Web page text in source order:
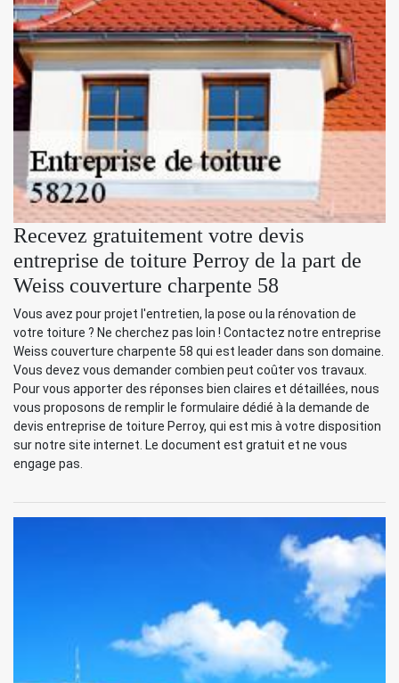
Recevez gratuitement votre devis
entreprise de toiture Perroy de la part de
Weiss couverture charpente 58
Vous avez pour projet l'entretien, la pose ou la rénovation de
votre toiture ? Ne cherchez pas loin ! Contactez notre entreprise
Weiss couverture charpente 58 qui est leader dans son domaine.
Vous devez vous demander combien peut coûter vos travaux.
Pour vous apporter des réponses bien claires et détaillées, nous
vous proposons de remplir le formulaire dédié à la demande de
devis entreprise de toiture Perroy, qui est mis à votre disposition
sur notre site internet. Le document est gratuit et ne vous
engage pas.